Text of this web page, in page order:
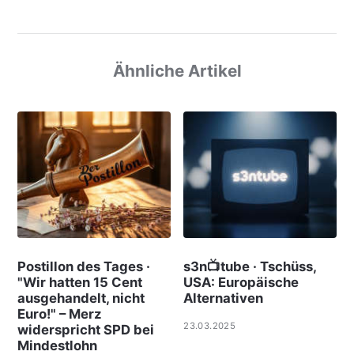
Ähnliche Artikel
Postillon des Tages ·
"Wir hatten 15 Cent
ausgehandelt, nicht
Euro!" – Merz
widerspricht SPD bei
Mindestlohn
s3n📺tube · Tschüss,
USA: Europäische
Alternativen
23.03.2025